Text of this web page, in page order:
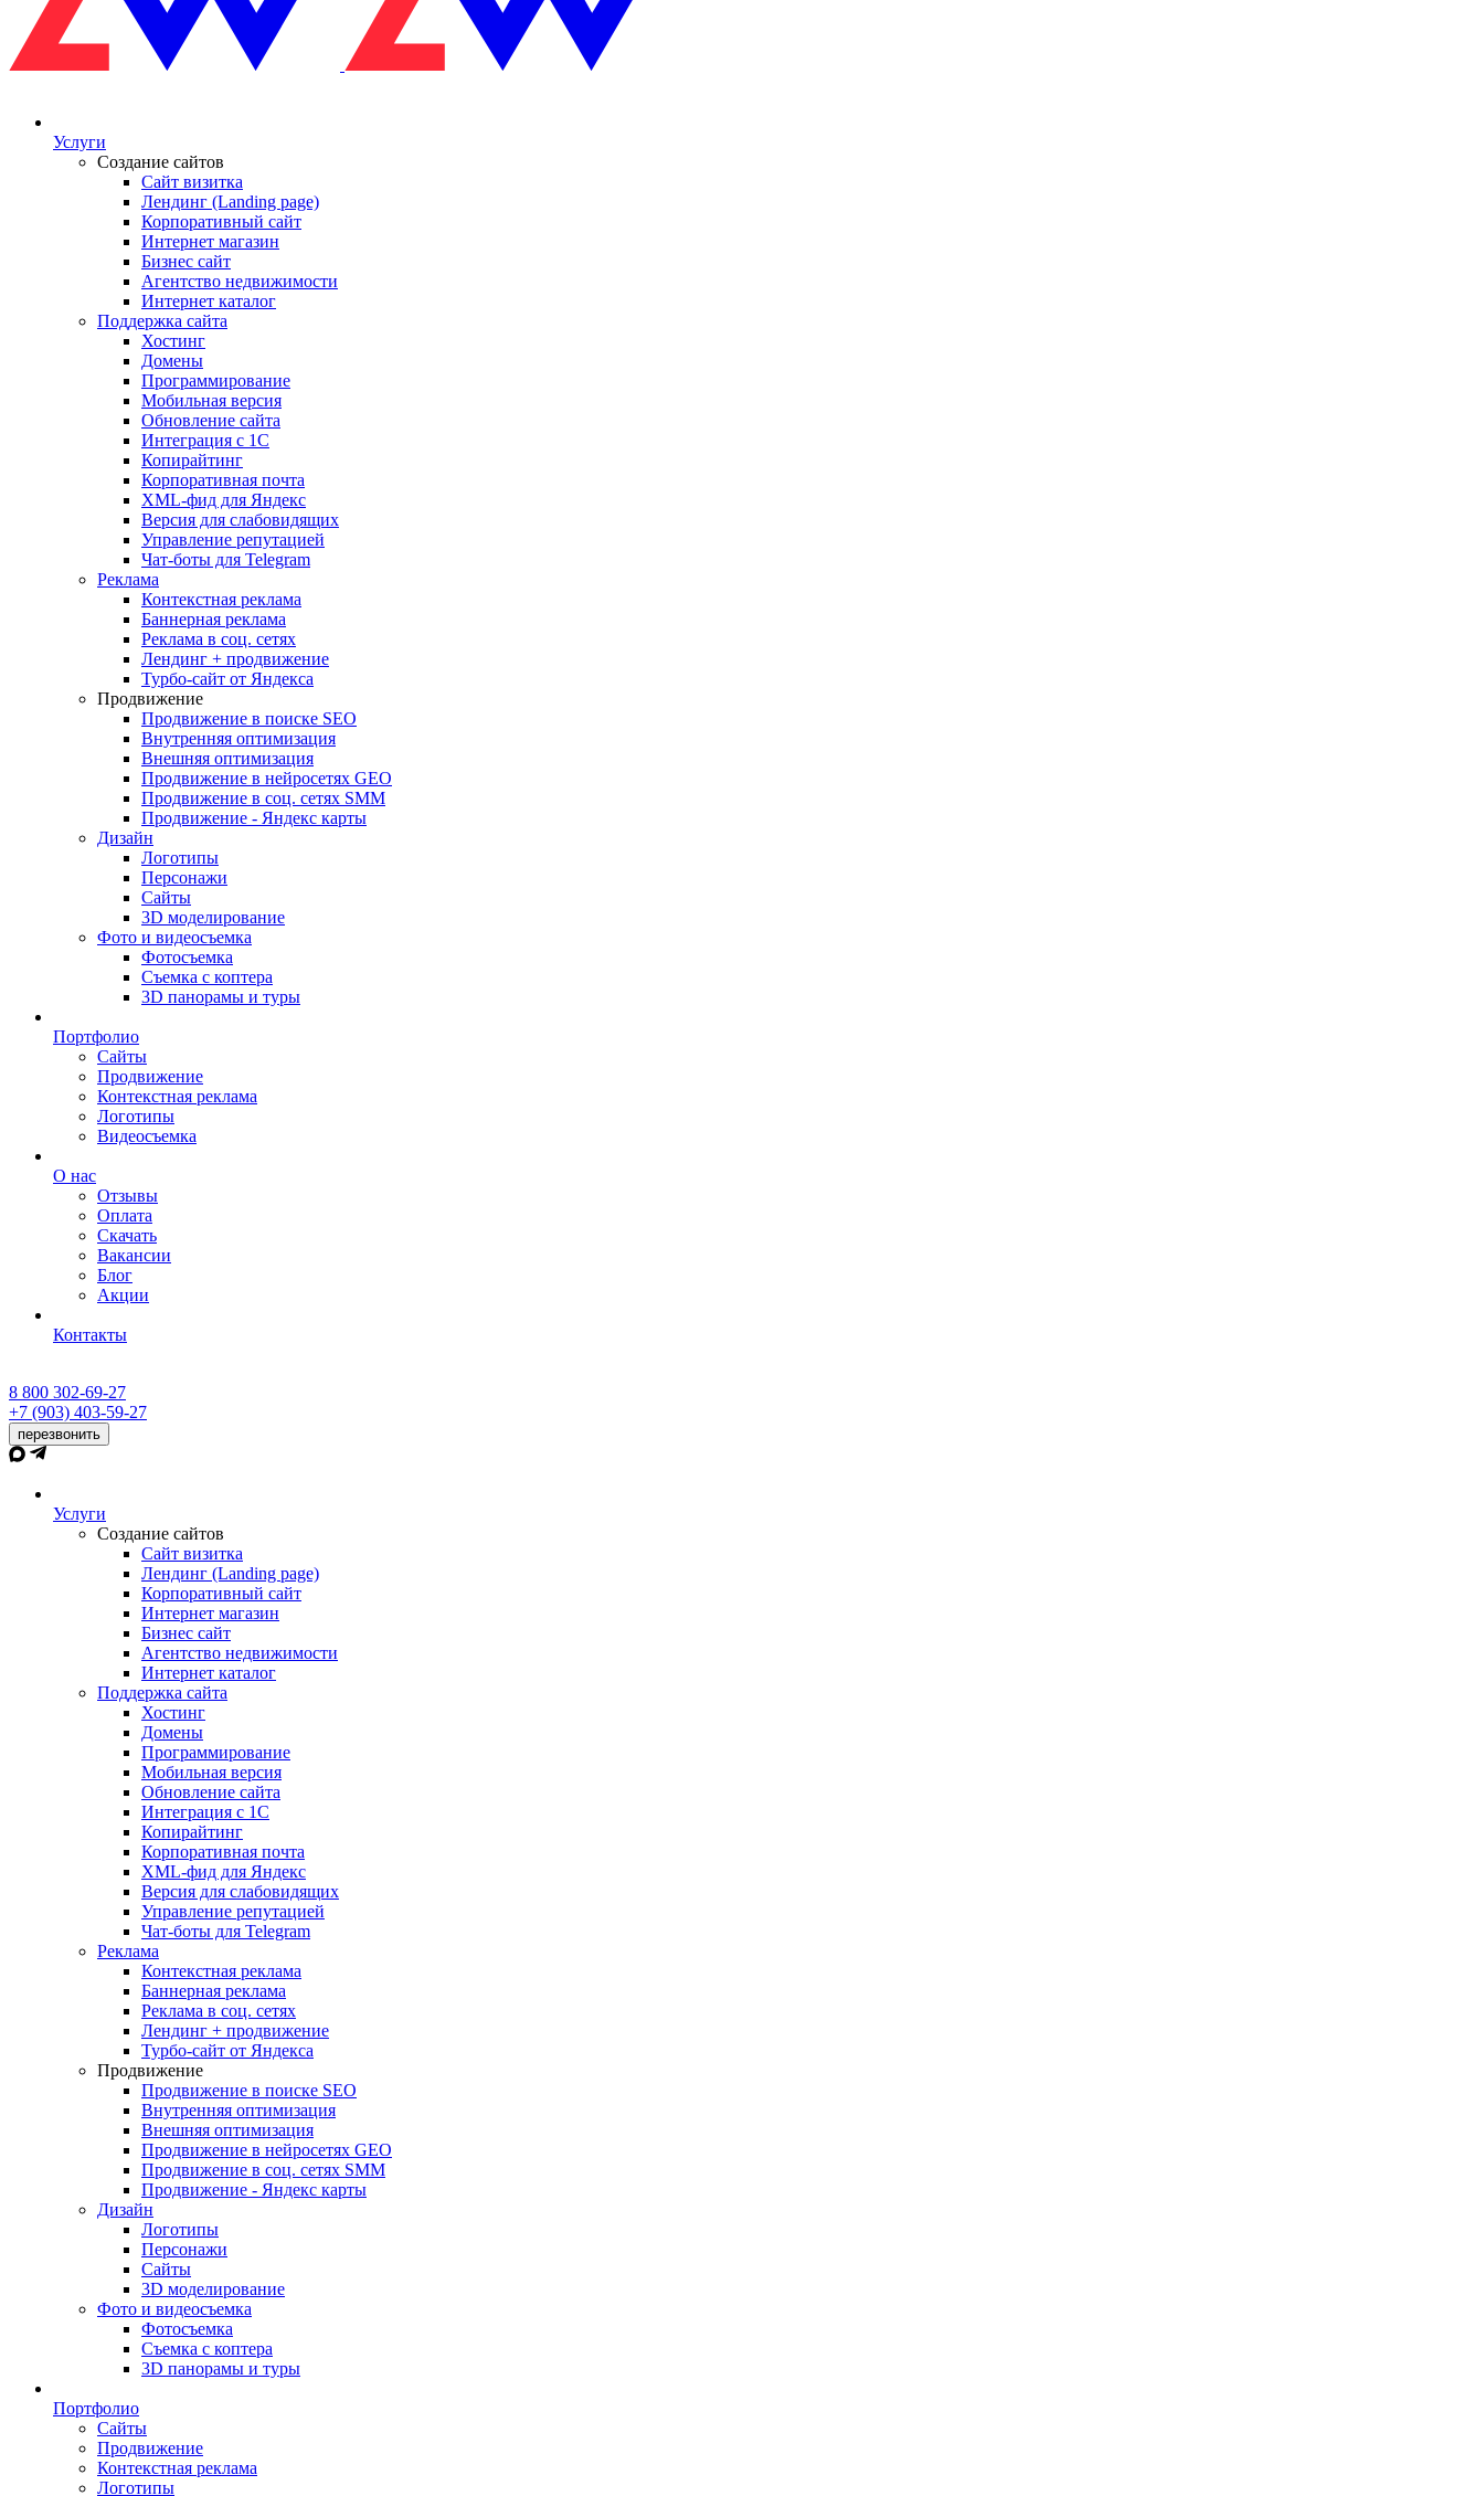
Услуги
Создание сайтов
Сайт визитка
Лендинг (Landing page)
Корпоративный сайт
Интернет магазин
Бизнес сайт
Агентство недвижимости
Интернет каталог
Поддержка сайта
Хостинг
Домены
Программирование
Мобильная версия
Обновление сайта
Интеграция с 1С
Копирайтинг
Корпоративная почта
XML-фид для Яндекс
Версия для слабовидящих
Управление репутацией
Чат-боты для Telegram
Реклама
Контекстная реклама
Баннерная реклама
Реклама в соц. сетях
Лендинг + продвижение
Турбо-сайт от Яндекса
Продвижение
Продвижение в поиске SEO
Внутренняя оптимизация
Внешняя оптимизация
Продвижение в нейросетях GEO
Продвижение в соц. сетях SMM
Продвижение - Яндекс карты
Дизайн
Логотипы
Персонажи
Сайты
3D моделирование
Фото и видеосъемка
Фотосъемка
Съемка с коптера
3D панорамы и туры
Портфолио
Сайты
Продвижение
Контекстная реклама
Логотипы
Видеосъемка
О нас
Отзывы
Оплата
Скачать
Вакансии
Блог
Акции
Контакты
8 800 302-69-27
+7 (903) 403-59-27
перезвонить
Услуги
Создание сайтов
Сайт визитка
Лендинг (Landing page)
Корпоративный сайт
Интернет магазин
Бизнес сайт
Агентство недвижимости
Интернет каталог
Поддержка сайта
Хостинг
Домены
Программирование
Мобильная версия
Обновление сайта
Интеграция с 1С
Копирайтинг
Корпоративная почта
XML-фид для Яндекс
Версия для слабовидящих
Управление репутацией
Чат-боты для Telegram
Реклама
Контекстная реклама
Баннерная реклама
Реклама в соц. сетях
Лендинг + продвижение
Турбо-сайт от Яндекса
Продвижение
Продвижение в поиске SEO
Внутренняя оптимизация
Внешняя оптимизация
Продвижение в нейросетях GEO
Продвижение в соц. сетях SMM
Продвижение - Яндекс карты
Дизайн
Логотипы
Персонажи
Сайты
3D моделирование
Фото и видеосъемка
Фотосъемка
Съемка с коптера
3D панорамы и туры
Портфолио
Сайты
Продвижение
Контекстная реклама
Логотипы